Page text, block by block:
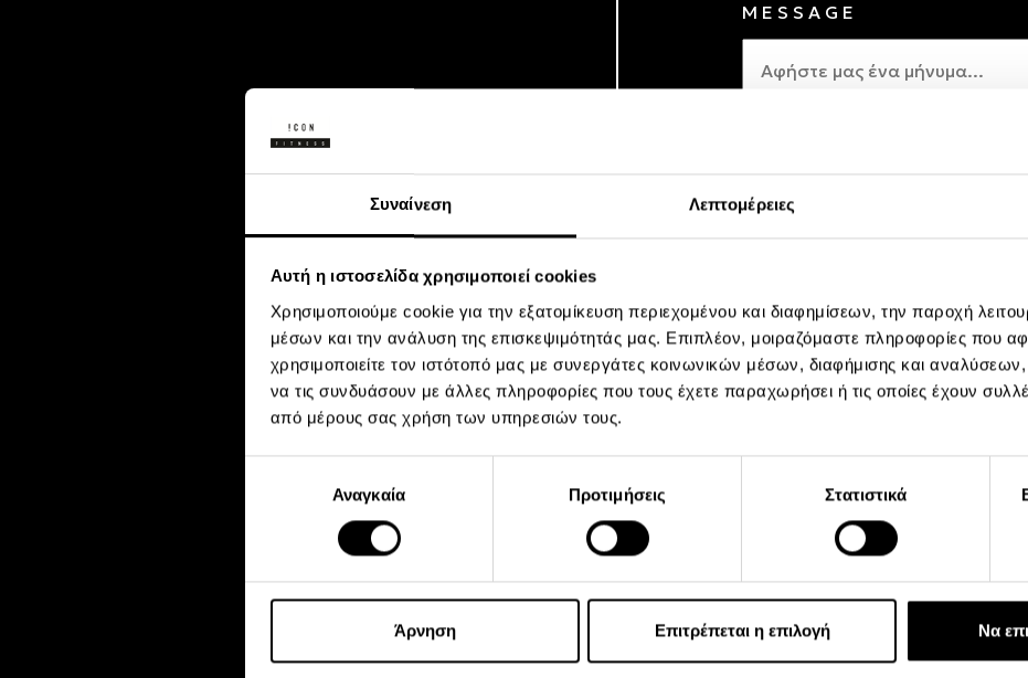
Συναίνεση Λεπτομέρειες
Αυτή η ιστοσελίδα χρησιμοποιεί cookies
Χρησιμοποιούμε cookie για την εξατομίκευση περιεχομένου και διαφημίσεων, την παροχή
μέσων και την ανάλυση της επισκεψιμότητάς μας. Επιπλέον, μοιραζόμαστε πληροφορίες που
χρησιμοποιείτε τον ιστότοπό μας με συνεργάτες κοινωνικών μέσων, διαφήμισης και αναλύσεων,
να τις συνδυάσουν με άλλες πληροφορίες που τους έχετε παραχωρήσει ή τις οποίες έχουν
από μέρους σας χρήση των υπηρεσιών τους.
συγκατάθεσηςΑναγκαία Προτιμήσεις Στατιστικά
Άρνηση Επιτρέπεται η επιλογή Να
MESSAGE
Διάβασα και αποδέχομαι
επιβεβαιώνω την ακρίβεια
των 18 ετών.
Έλαβα γνώση της Πολιτική
FITNESS να επικοινωνήσει
προγραμματισμό ραντεβού
διαδικασίας
με τις επιλογές μου.